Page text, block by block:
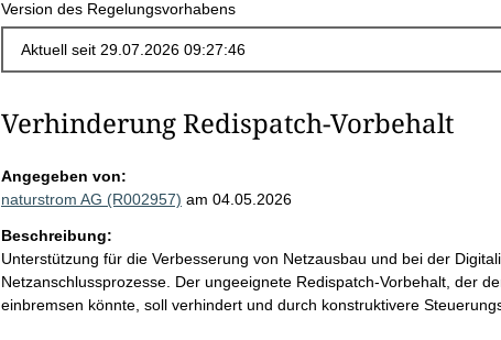
Version des Regelungsvorhabens
Verhinderung Redispatch-Vorbehalt
Angegeben von:
naturstrom AG (R002957) am 04.05.2026
Beschreibung:
Unterstützung für die Verbesserung von Netzausbau und bei der
Netzanschlussprozesse. Der ungeeignete Redispatch-Vorbehalt, der
einbremsen könnte, soll verhindert und durch konstruktivere